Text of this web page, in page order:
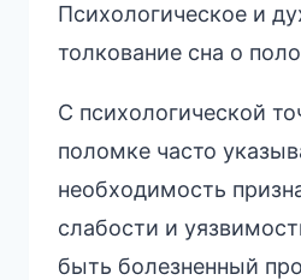
Психологическое и
толкование сна о
С психологической
поломке часто
необходимость
слабости и
быть болезненный